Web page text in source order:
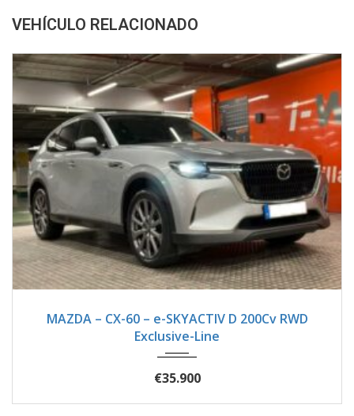
VEHÍCULO RELACIONADO
MAZDA – CX-60 – e-SKYACTIV D 200Cv RWD
Exclusive-Line
€35.900